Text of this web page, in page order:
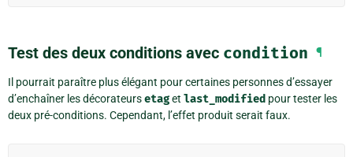
Test des deux conditions avec condition ¶
Il pourrait paraître plus élégant pour certaines personnes d’essayer
d’enchaîner les décorateursetaget last_modified pour tester les
deux pré-conditions. Cependant, l’effet produit serait faux.